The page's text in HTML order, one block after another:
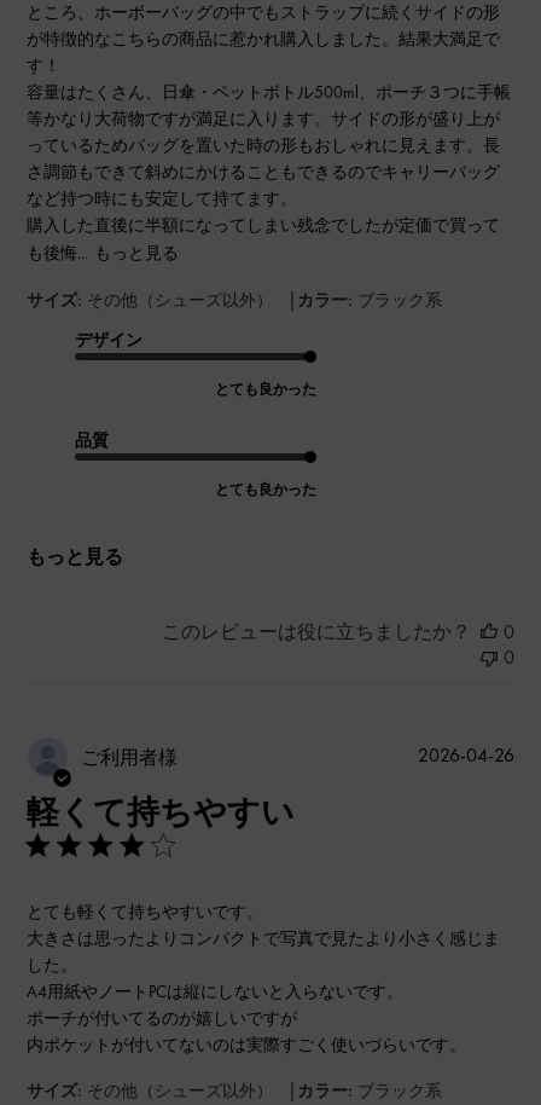
ところ、ホーボーバッグの中でもストラップに続くサイドの形
が特徴的なこちらの商品に惹かれ購入しました。結果大満足で
す！
容量はたくさん、日傘・ペットボトル500ml、ポーチ３つに手帳
等かなり大荷物ですが満足に入ります。サイドの形が盛り上が
っているためバッグを置いた時の形もおしゃれに見えます。長
さ調節もできて斜めにかけることもできるのでキャリーバッグ
など持つ時にも安定して持てます。
購入した直後に半額になってしまい残念でしたが定価で買って
も後悔... もっと見る
サイズ: その他（シューズ以外） | カラー: ブラック系
デザイン
とても良かった
品質
とても良かった
もっと見る
このレビューは役に立ちましたか？
0
0
ご利用者様
軽くて持ちやすい
とても軽くて持ちやすいです。
大きさは思ったよりコンパクトで写真で見たより小さく感じま
した。
A4用紙やノートPCは縦にしないと入らないです。
ポーチが付いてるのが嬉しいですが
内ポケットが付いてないのは実際すごく使いづらいです。
サイズ: その他（シューズ以外） | カラー: ブラック系
公
2026-04-26